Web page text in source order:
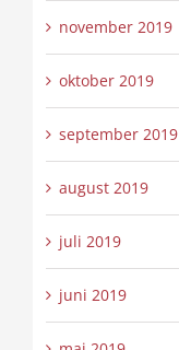
november 2019
oktober 2019
september 2019
august 2019
juli 2019
juni 2019